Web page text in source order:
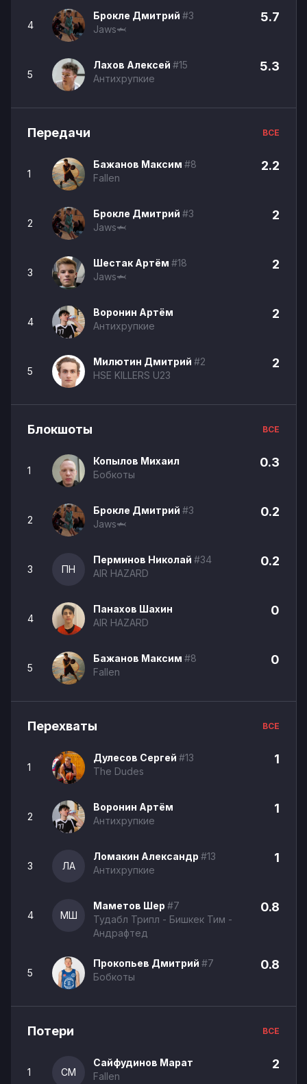
4
Брокле Дмитрий #3
Jaws🦈
5.7
5
Лахов Алексей #15
Антихрупкие
5.3
Передачи ВСЕ
1
Бажанов Максим #8
Fallen
2.2
2
Брокле Дмитрий #3
Jaws🦈
2
3
Шестак Артём #18
Jaws🦈
2
4
Воронин Артём
Антихрупкие
2
5
Милютин Дмитрий #2
HSE KILLERS U23
2
Блокшоты ВСЕ
1
Копылов Михаил
Бобкоты
0.3
2
Брокле Дмитрий #3
Jaws🦈
0.2
3 ПН
Перминов Николай #34
AIR HAZARD
0.2
4
Панахов Шахин
AIR HAZARD
0
5
Бажанов Максим #8
Fallen
0
Перехваты ВСЕ
1
Дулесов Сергей #13
The Dudes
1
2
Воронин Артём
Антихрупкие
1
3 ЛА
Ломакин Александр #13
Антихрупкие
1
4 МШ
Маметов Шер #7
Тудабл Трипл - Бишкек Тим -
Андрафтед
0.8
5
Прокопьев Дмитрий #7
Бобкоты
0.8
Потери ВСЕ
1 СМ
Сайфудинов Марат
Fallen
2